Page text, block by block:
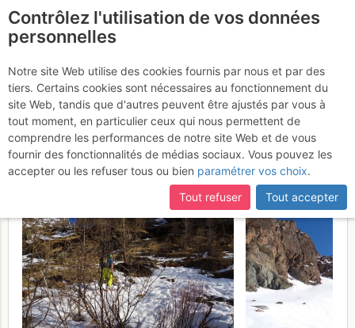
Canale della Punta
Esmeralda + Canalone E
dalla bocchetta Stange
Vendredi 17 mars 2017
Contrôlez l'utilisation de vos données
personnelles
Notre site Web utilise des cookies fournis par nous et par des
tiers. Certains cookies sont nécessaires au fonctionnement du
site Web, tandis que d'autres peuvent être ajustés par vous à
tout moment, en particulier ceux qui nous permettent de
comprendre les performances de notre site Web et de vous
fournir des fonctionnalités de médias sociaux. Vous pouvez les
accepter ou les refuser tous ou bien paramétrer vos choix.
Tout refuser
Tout accepter